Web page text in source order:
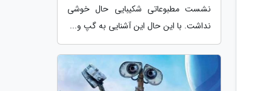
نشست مطبوعاتی شکیبایی حال خوشی
نداشت. با این حال این آشنایی به گپ و...